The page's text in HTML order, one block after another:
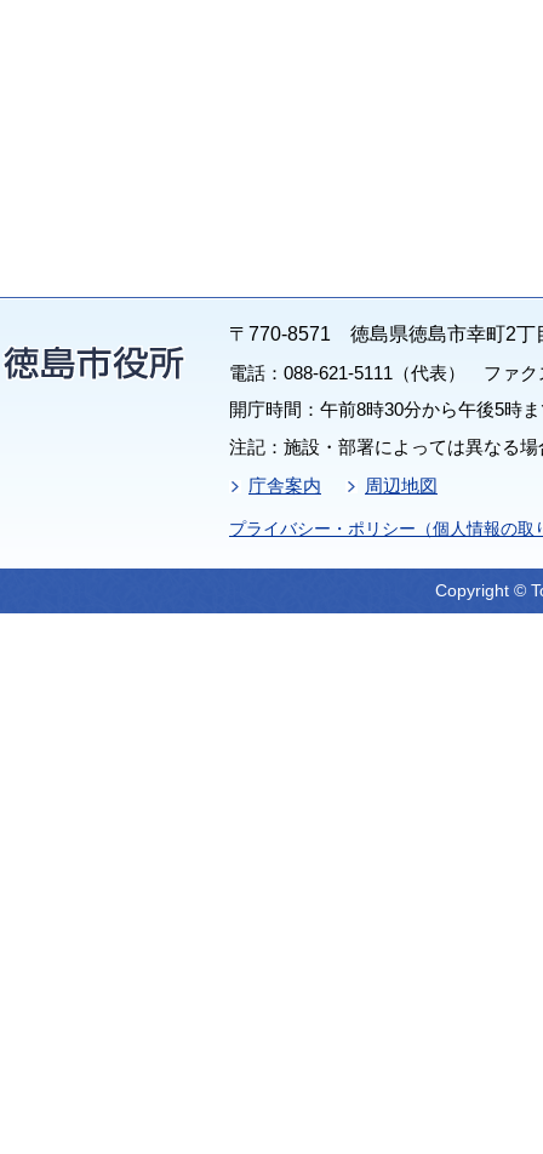
〒770-8571 徳島県徳島市幸町2丁
電話：088-621-5111（代表） ファク
開庁時間：午前8時30分から午後5時
注記：施設・部署によっては異なる
庁舎案内
周辺地図
プライバシー・ポリシー（個人情報の取
Copyright ©